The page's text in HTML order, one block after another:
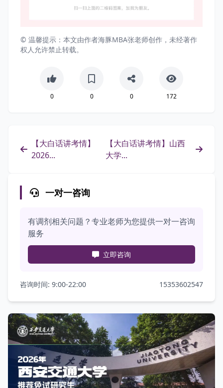
© 温馨提示：本文由作者海豚MBA张老师创作，未经著作
权人允许禁止转载。
0 0 0 172
【大白话讲考情】
2026...
【大白话讲考情】山西
大学...
一对一咨询
有调剂相关问题？专业老师为您提供一对一咨询
服务
立即咨询
咨询时间: 9:00-22:00 15353602547